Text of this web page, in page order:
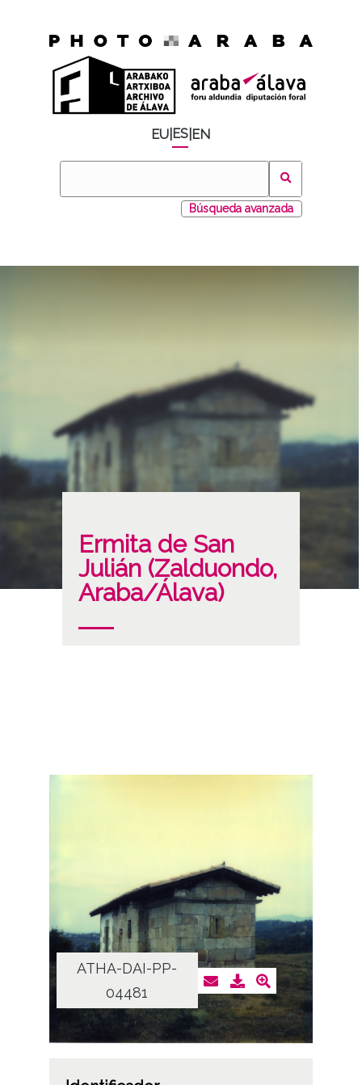
EU ES EN
Búsqueda avanzada
Ermita de San
Julián (Zalduondo,
Araba/Álava)
ATHA-DAI-PP-
04481